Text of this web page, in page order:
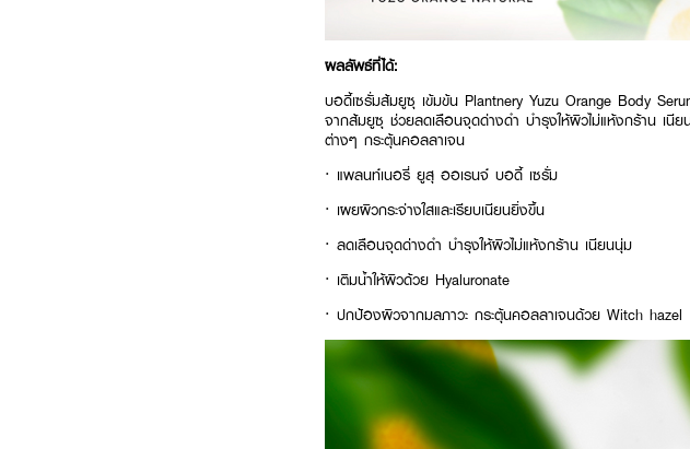
ผลลัพธ์ที่ได้:
บอดี้เซรั่มส้มยูซุ เข้มข้น Plantnery Yuzu Orange Body
จากส้มยูซุ ช่วยลดเลือนจุดด่างดำ บำรุงให้ผิวไม่แห้งกร้าน เนี
ต่างๆ กระตุ้นคอลลาเจน ​
· แพลนท์เนอรี่ ยูสุ ออเรนจ์ บอดี้ เซรั่ม
· เผยผิวกระจ่างใสและเรียบเนียนยิ่งขึ้น​
· ลดเลือนจุดด่างดำ บำรุงให้ผิวไม่แห้งกร้าน เนียนนุ่ม​
· เติมน้ำให้ผิวด้วย Hyaluronate​
· ปกป้องผิวจากมลภาวะ กระตุ้นคอลลาเจนด้วย Witch hazel​